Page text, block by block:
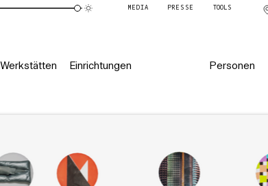
MEDIA PRESSE TOOLS
Werkstätten Einrichtungen Personen